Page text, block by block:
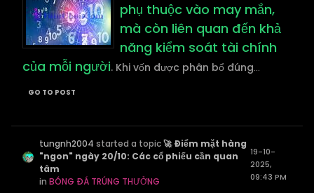
phụ thuộc vào may mắn,
mà còn liên quan đến khả
năng kiểm soát tài chính
của mỗi người. Khi vốn được phân bổ đúng...
GO TO POST
tungnh2004 started a topic🚀 Điểm mặt hàng
"ngon" ngày 20/10: Các cổ phiếu cần quan
tâm
in BÓNG ĐÁ TRÚNG THƯỞNG
19-10-
2025,
09:43 PM